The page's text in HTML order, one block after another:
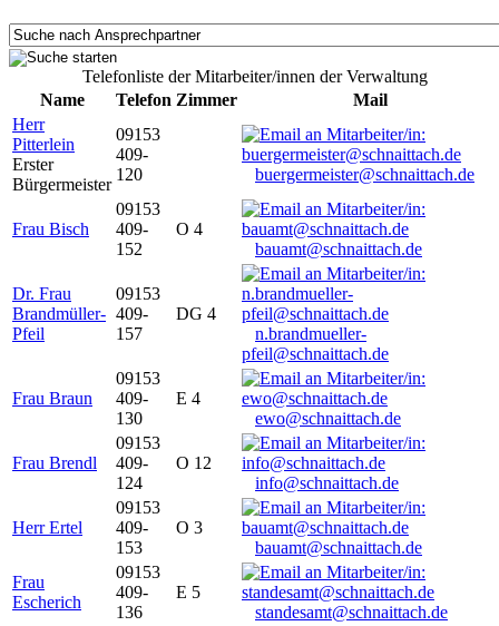
Telefonliste der Mitarbeiter/innen der Verwaltung
Name
Telefon Zimmer
Mail
Herr
Pitterlein
Erster
Bürgermeister
09153
409-
120
buergermeister@schnaittach.de
Frau Bisch
09153
409-
152
O 4
bauamt@schnaittach.de
Dr. Frau
Brandmüller-
Pfeil
09153
409-
157
DG 4
n.brandmueller-
pfeil@schnaittach.de
Frau Braun
09153
409-
130
E 4
ewo@schnaittach.de
Frau Brendl
09153
409-
124
O 12
info@schnaittach.de
Herr Ertel
09153
409-
153
O 3
bauamt@schnaittach.de
Frau
Escherich
09153
409-
136
E 5
standesamt@schnaittach.de